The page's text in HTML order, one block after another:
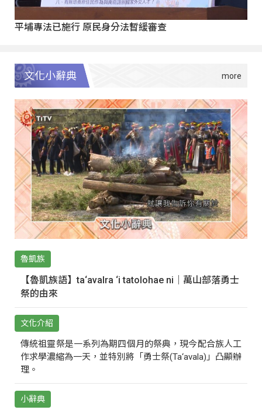
平埔專法已施行 原民身分法暫緩審查
文化小辭典
魯凱族
【魯凱族語】ta‘avalra ‘i tatolohae ni｜萬山部落勇士
祭的由來
文化介紹
傳統祖靈祭是一系列為期四個月的祭典，現今配合族人工
作求學濃縮為一天，並特別將「勇士祭(Ta‘avala)」凸顯辦
理。
小辭典